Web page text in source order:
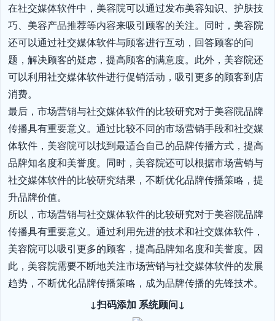
在社交媒体软件中，美容院可以通过发布美容知识、护肤技
巧、美容产品推荐等内容来吸引顾客的关注。同时，美容院
还可以通过社交媒体软件与顾客进行互动，回答顾客的问
题，解决顾客的疑虑，提高顾客的满意度。此外，美容院还
可以利用社交媒体软件进行促销活动，吸引更多的顾客到店
消费。
最后，市场营销与社交媒体软件的比较研究对于美容院品牌
传播具有重要意义。通过比较不同的市场营销手段和社交媒
体软件，美容院可以找到最适合自己的品牌传播方式，提高
品牌知名度和美誉度。同时，美容院还可以根据市场营销与
社交媒体软件的比较研究结果，不断优化品牌传播策略，提
升品牌价值。
所以，市场营销与社交媒体软件的比较研究对于美容院品牌
传播具有重要意义。通过利用先进的技术和社交媒体软件，
美容院可以吸引更多的顾客，提高品牌知名度和美誉度。因
此，美容院需要不断地关注市场营销与社交媒体软件的发展
趋势，不断优化品牌传播策略，成为品牌传播的先锋技术。
↓扫码添加 系统顾问↓